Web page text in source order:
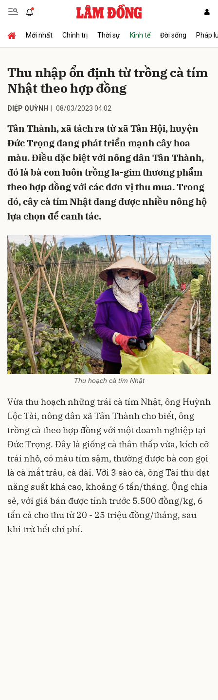
Mới nhất Chính trị Thời sự Kinh tế Đời sống Pháp
Thu nhập ổn định từ trồng cà tím
Nhật theo hợp đồng
DIỆP QUỲNH 08/03/2023 04:02
Tân Thành, xã tách ra từ xã Tân Hội, huyện
Đức Trọng đang phát triển mạnh cây hoa
màu. Điều đặc biệt với nông dân Tân Thành,
đó là bà con luôn trồng la-gim thương phẩm
theo hợp đồng với các đơn vị thu mua. Trong
đó, cây cà tím Nhật đang được nhiều nông hộ
lựa chọn để canh tác.
Thu hoạch cà tím Nhật
Vừa thu hoạch những trái cà tím Nhật, ông Huỳnh
Lộc Tài, nông dân xã Tân Thành cho biết, ông
trồng cà theo hợp đồng với một doanh nghiệp tại
Đức Trọng. Đây là giống cà thân thấp vừa, kích cỡ
trái nhỏ, có màu tím sậm, thường được bà con gọi
là cà mắt trâu, cà dài. Với 3 sào cà, ông Tài thu đạt
năng suất khá cao, khoảng 6 tấn/tháng. Ông chia
sẻ, với giá bán được tính trước 5.500 đồng/kg, 6
tấn cà cho thu từ 20 - 25 triệu đồng/tháng, sau
khi trừ hết chi phí.
Gửi bình luận
Hủy Gửi